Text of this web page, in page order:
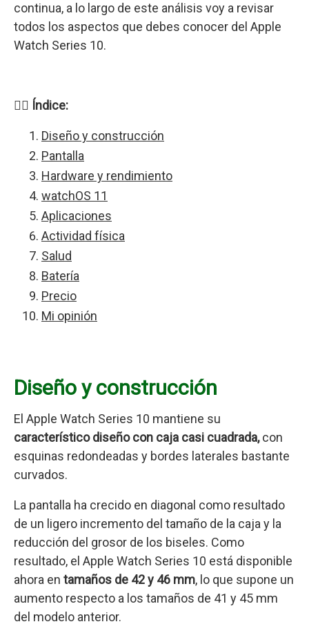
continua, a lo largo de este análisis voy a revisar
todos los aspectos que debes conocer del Apple
Watch Series 10.
👉🏻 Índice:
Diseño y construcción
Pantalla
Hardware y rendimiento
watchOS 11
Aplicaciones
Actividad física
Salud
Batería
Precio
Mi opinión
Diseño y construcción
El Apple Watch Series 10 mantiene su
característico diseño con caja casi cuadrada,con
esquinas redondeadas y bordes laterales bastante
curvados.
La pantalla ha crecido en diagonal como resultado
de un ligero incremento del tamaño de la caja y la
reducción del grosor de los biseles. Como
resultado, el Apple Watch Series 10 está disponible
ahora en tamaños de 42 y 46 mm, lo que supone un
aumento respecto a los tamaños de 41 y 45 mm
del modelo anterior.